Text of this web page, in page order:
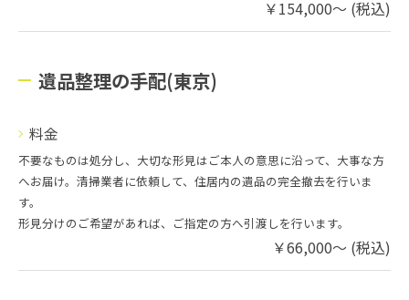
￥154,000～ (税込)
遺品整理の手配(東京)
料金
不要なものは処分し、大切な形見はご本人の意思に沿って、大事な方
へお届け。清掃業者に依頼して、住居内の遺品の完全撤去を行いま
す。
形見分けのご希望があれば、ご指定の方へ引渡しを行います。
￥66,000～ (税込)